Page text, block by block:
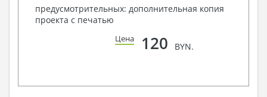
предусмотрительных: дополнительная копия
проекта с печатью
Цена 120 BYN.